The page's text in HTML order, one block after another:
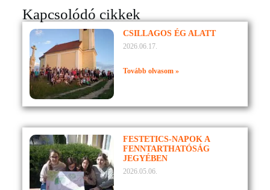
Kapcsolódó cikkek
CSILLAGOS ÉG ALATT
2026.06.17.
Tovább olvasom »
FESTETICS-NAPOK A
FENNTARTHATÓSÁG
JEGYÉBEN
2026.05.06.